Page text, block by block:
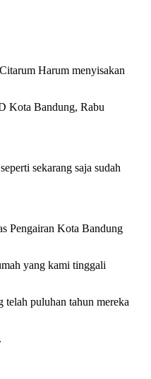
Harum menyisakan
Kota Bandung, Rabu
sekarang saja sudah
Pengairan Kota Bandung
yang kami tinggali
puluhan tahun mereka